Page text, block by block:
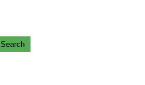
Search